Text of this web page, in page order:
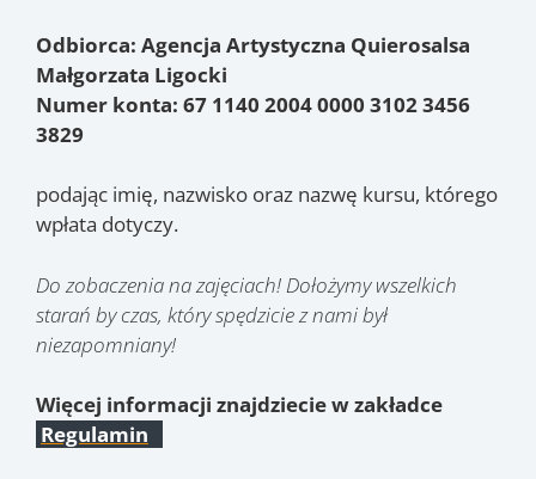
Odbiorca: Agencja Artystyczna Quierosalsa
Małgorzata Ligocki
Numer konta: 67 1140 2004 0000 3102 3456
3829
podając imię, nazwisko oraz nazwę kursu, którego
wpłata dotyczy.
Do zobaczenia na zajęciach! Dołożymy wszelkich
starań by czas, który spędzicie z nami był
niezapomniany!
Więcej informacji znajdziecie w zakładce
Regulamin